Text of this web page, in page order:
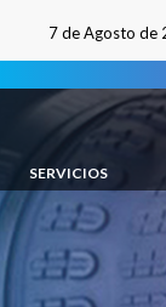
7 de Agosto de
SERVICIOS